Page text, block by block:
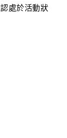
處於活動狀